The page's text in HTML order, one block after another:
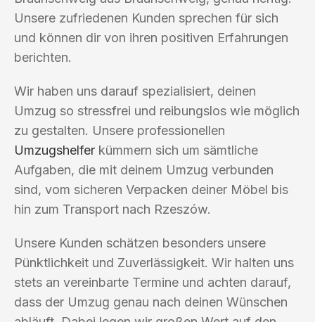
Unsere zufriedenen Kunden sprechen für sich
und können dir von ihren positiven Erfahrungen
berichten.
Wir haben uns darauf spezialisiert, deinen
Umzug so stressfrei und reibungslos wie möglich
zu gestalten. Unsere professionellen
Umzugshelfer kümmern sich um sämtliche
Aufgaben, die mit deinem Umzug verbunden
sind, vom sicheren Verpacken deiner Möbel bis
hin zum Transport nach Rzeszów.
Unsere Kunden schätzen besonders unsere
Pünktlichkeit und Zuverlässigkeit. Wir halten uns
stets an vereinbarte Termine und achten darauf,
dass der Umzug genau nach deinen Wünschen